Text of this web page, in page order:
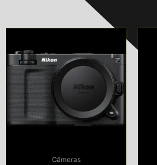
Câmeras